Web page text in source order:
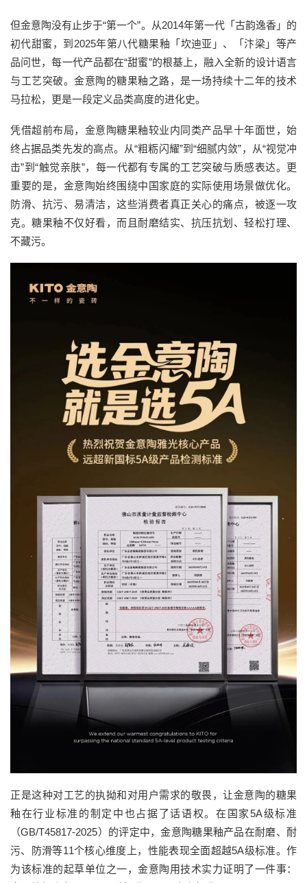
但金意陶没有止步于“第一个”。从2014年第一代「古韵逸香」的
初代甜蜜，到2025年第八代糖果釉「坎迪亚」、「汴梁」等产
品问世，每一代产品都在“甜蜜”的根基上，融入全新的设计语言
与工艺突破。金意陶的糖果釉之路，是一场持续十二年的技术
马拉松，更是一段定义品类高度的进化史。
凭借超前布局，金意陶糖果釉较业内同类产品早十年面世，始
终占据品类先发的高点。从“粗粝闪耀”到“细腻内敛”，从“视觉冲
击”到“触觉亲肤”，每一代都有专属的工艺突破与质感表达。更
重要的是，金意陶始终围绕中国家庭的实际使用场景做优化。
防滑、抗污、易清洁，这些消费者真正关心的痛点，被逐一攻
克。糖果釉不仅好看，而且耐磨结实、抗压抗划、轻松打理、
不藏污。
正是这种对工艺的执拗和对用户需求的敬畏，让金意陶的糖果
釉在行业标准的制定中也占据了话语权。在国家5A级标准
（GB/T45817-2025）的评定中，金意陶糖果釉产品在耐磨、耐
污、防滑等11个核心维度上，性能表现全面超越5A级标准。作
为该标准的起草单位之一，金意陶用技术实力证明了一件事：